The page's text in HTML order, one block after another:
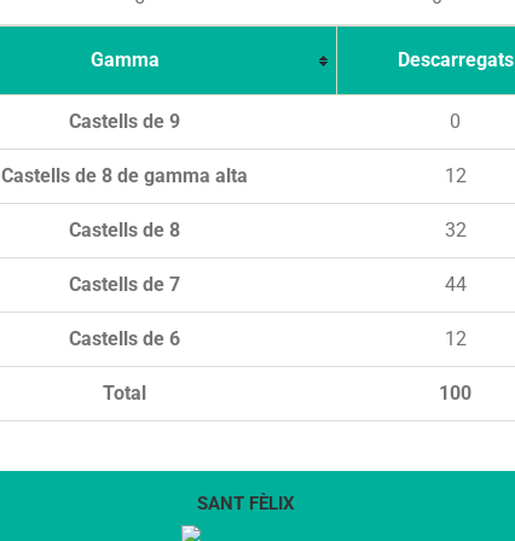
Gamma Descarregats
Total 100
Castells de 9 0
Castells de 8 de gamma alta 12
Castells de 8 32
Castells de 7 44
Castells de 6 12
SANT FÈLIX